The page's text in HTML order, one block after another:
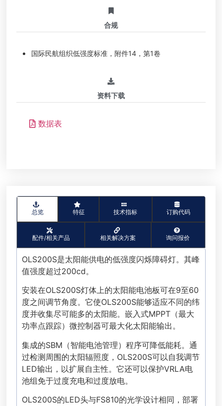
合规
国际民航组织低强度标准，附件14，第1卷
资料下载
数据表
总览 特征 技术指标 订购代码
配件/相关产品 相关解决方案 询问报价
OLS200S是太阳能供电的低强度闪烁障碍灯。其峰
值强度超过200cd。
安装在OLS200S灯体上的太阳能电池板可在9至60
度之间调节角度。它使OLS200S能够适应不同的纬
度并收集尽可能多的太阳能。嵌入式MPPT（最大
功率点跟踪）微控制器可最大化太阳能输出。
集成的SBM（智能电池管理）程序可降低能耗。通
过检测周围的太阳辐照度，OLS200S可以自我调节
LED输出，以扩展自主性。它还可以保护VRLA电
池组免于过度充电和过度放电。
OLS200S的LED头与FS810的光学设计相同，部署